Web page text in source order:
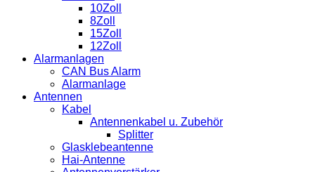
10Zoll
8Zoll
15Zoll
12Zoll
Alarmanlagen
CAN Bus Alarm
Alarmanlage
Antennen
Kabel
Antennenkabel u. Zubehör
Splitter
Glasklebeantenne
Hai-Antenne